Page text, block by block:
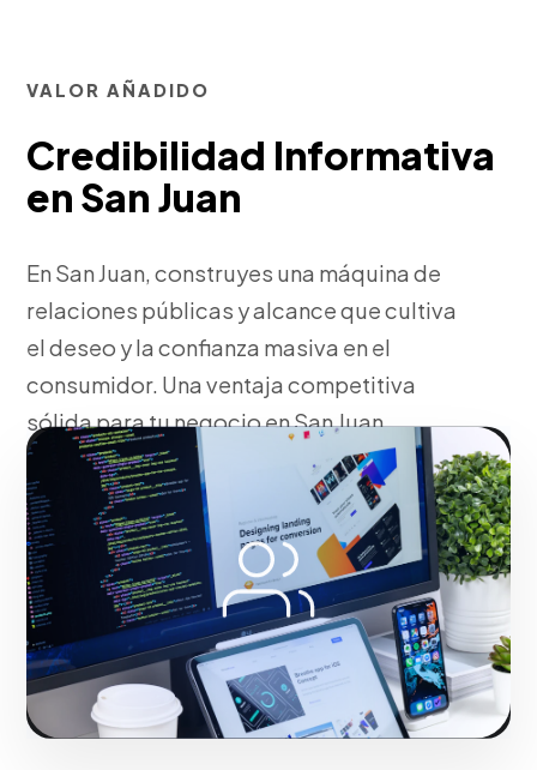
VALOR AÑADIDO
Credibilidad Informativa
en San Juan
En San Juan, construyes una máquina de
relaciones públicas y alcance que cultiva
el deseo y la confianza masiva en el
consumidor. Una ventaja competitiva
sólida para tu negocio en San Juan.
Fase 2: Con nuestra metodología, despliegue
operativo y tácticas de tracción. Construyendo
autoridad de marca en el mercado de San Juan.
Iniciar proyecto